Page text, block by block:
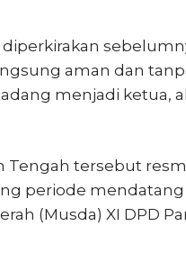
diperkirakan
aman dan
menjadi ketua,
Tengah tersebut
periode
(Musda) XI DPD